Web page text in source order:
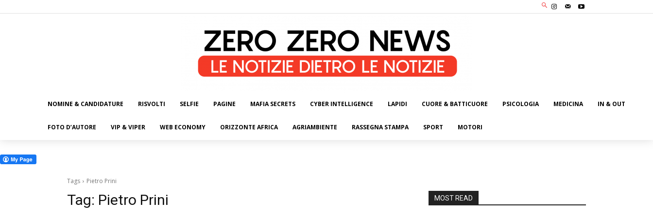
NOMINE & CANDIDATURE RISVOLTI SELFIE PAGINE MAFIA SECRETS CYBER INTELLIGENCE LAPIDI CUORE & BATTICUORE PSICOLOGIA MEDICINA IN & OUT
FOTO D’AUTORE VIP & VIPER WEB ECONOMY ORIZZONTE AFRICA AGRIAMBIENTE RASSEGNA STAMPA SPORT MOTORI
Tags Pietro Prini
Tag: Pietro Prini MOST READ